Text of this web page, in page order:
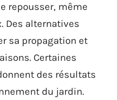
repousser, même
Des alternatives
sa propagation et
Certaines
des résultats
du jardin.